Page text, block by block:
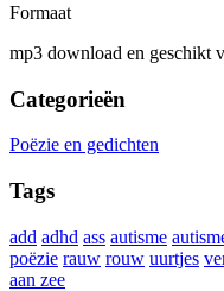
Formaat
mp3 download en geschikt
Categorieën
Poëzie en gedichten
Tags
add adhd ass autisme
poëzie rauw rouw uurtjes
aan zee